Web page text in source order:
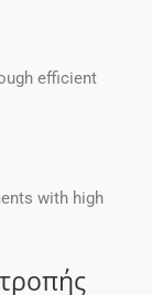
efficient
with high